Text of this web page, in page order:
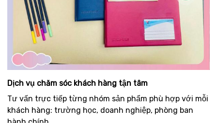
Dịch vụ chăm sóc khách hàng tận tâm
Tư vấn trực tiếp từng nhóm sản phẩm phù hợp với mỗi
khách hàng: trường học, doanh nghiệp, phòng ban